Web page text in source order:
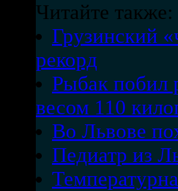
Читайте также:
Грузинский
рекорд
Рыбак побил
весом 110
Во Львове
Педиатр из